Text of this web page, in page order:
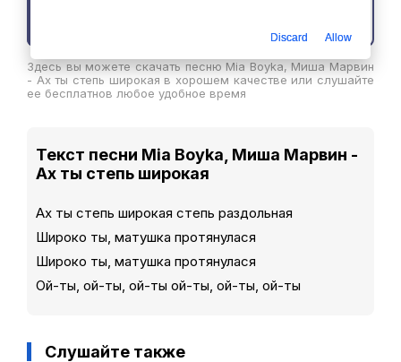
Здесь вы можете скачать песню Mia Boyka, Миша Марвин
- Ах ты степь широкая в хорошем качестве или слушайте
ее бесплатнов любое удобное время
Текст песни Mia Boyka, Миша Марвин -
Ах ты степь широкая
Ах ты степь широкая степь раздольная
Широко ты, матушка протянулася
Широко ты, матушка протянулася
Ой-ты, ой-ты, ой-ты ой-ты, ой-ты, ой-ты
Слушайте также
Discard Allow